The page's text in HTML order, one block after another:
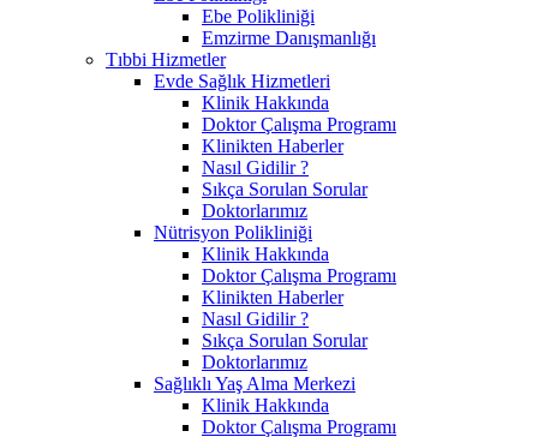
Ebe Polikliniği
Emzirme Danışmanlığı
Tıbbi Hizmetler
Evde Sağlık Hizmetleri
Klinik Hakkında
Doktor Çalışma Programı
Klinikten Haberler
Nasıl Gidilir ?
Sıkça Sorulan Sorular
Doktorlarımız
Nütrisyon Polikliniği
Klinik Hakkında
Doktor Çalışma Programı
Klinikten Haberler
Nasıl Gidilir ?
Sıkça Sorulan Sorular
Doktorlarımız
Sağlıklı Yaş Alma Merkezi
Klinik Hakkında
Doktor Çalışma Programı